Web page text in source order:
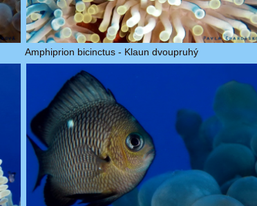
Amphiprion bicinctus - Klaun dvoupruhý